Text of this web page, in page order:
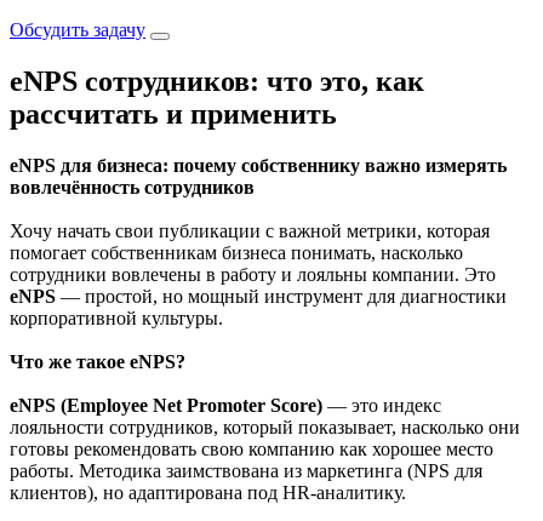
Обсудить задачу
eNPS сотрудников: что это, как
рассчитать и применить
eNPS для бизнеса: почему собственнику важно измерять
вовлечённость сотрудников
Хочу начать свои публикации с важной метрики, которая
помогает собственникам бизнеса понимать, насколько
сотрудники вовлечены в работу и лояльны компании. Это
eNPS — простой, но мощный инструмент для диагностики
корпоративной культуры.
Что же такое eNPS?
eNPS (Employee Net Promoter Score) — это индекс
лояльности сотрудников, который показывает, насколько они
готовы рекомендовать свою компанию как хорошее место
работы. Методика заимствована из маркетинга (NPS для
клиентов), но адаптирована под HR-аналитику.